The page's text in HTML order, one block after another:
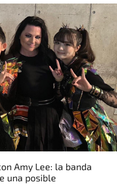
Amy Lee: la banda
una posible